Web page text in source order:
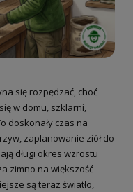
się rozpędzać, choć
w domu, szklarni,
doskonały czas na
zaplanowanie ziół do
długi okres wzrostu
zimno na większość
są teraz światło,